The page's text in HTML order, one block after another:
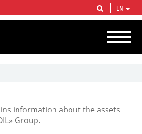
oil & gas vertical integrated companies in the world
production and circa 1% of proved hydrocarbon
EN
information about the assets
Group.